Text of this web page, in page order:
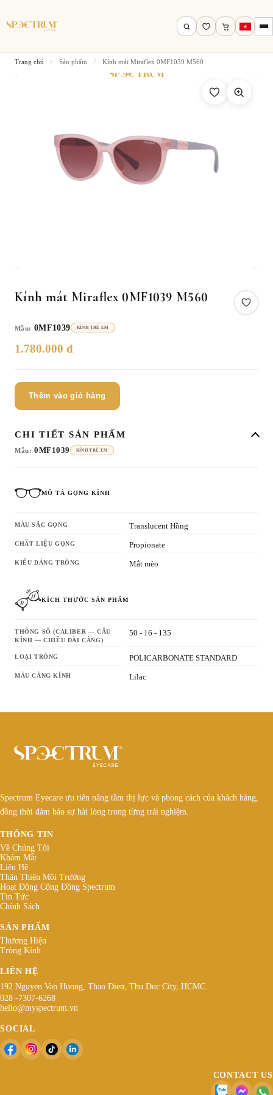
Tìm theo tên, mã gọng, thương hiệu…
Trang chủ / Sản phẩm / Kính mát Miraflex 0MF1039 M560
Kính mát Miraflex 0MF1039 M560
Mẫu: 0MF1039 KÍNH TRẺ EM
1.780.000 đ
Thêm vào giỏ hàng
CHI TIẾT SẢN PHẨM
Mẫu: 0MF1039 KÍNH TRẺ EM
MÔ TẢ GỌNG KÍNH
MÀU SẮC GỌNG Translucent Hồng
CHẤT LIỆU GỌNG Propionate
KIỂU DÁNG TRÒNG Mắt mèo
KÍCH THƯỚC SẢN PHẨM
THÔNG SỐ (CALIBER — CẦU
KÍNH — CHIỀU DÀI CÀNG)
50 - 16 - 135
LOẠI TRÒNG POLICARBONATE STANDARD
MÀU CÀNG KÍNH Lilac
Spectrum Eyecare ưu tiên nâng tầm thị lực và phong cách của khách hàng,
đồng thời đảm bảo sự hài lòng trong từng trải nghiệm.
THÔNG TIN
Về Chúng Tôi
Khám Mắt
Liên Hệ
Thân Thiện Môi Trường
Hoạt Động Cộng Đồng Spectrum
Tin Tức
Chính Sách
SẢN PHẨM
Thương Hiệu
Tròng Kính
LIÊN HỆ
192 Nguyen Van Huong, Thao Dien, Thu Duc City, HCMC.
028 -7307-6268
hello@myspectrum.vn
SOCIAL
CONTACT US